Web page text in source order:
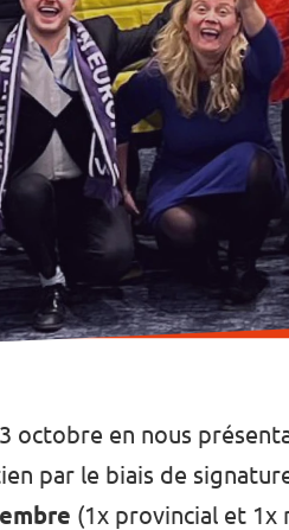
octobre en nous
par le biais de
(1x provincial et 1x